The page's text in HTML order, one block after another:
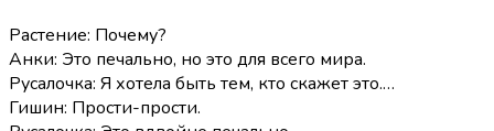
Растение: Почему?
Анки: Это печально, но это для всего мира.
Русалочка: Я хотела быть тем, кто скажет это.…
Гишин: Прости-прости.